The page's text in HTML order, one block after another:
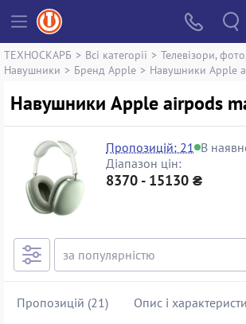
ТЕХНОСКАРБ > Всі категорії > Телевізори,
Навушники > Бренд Apple > Навушники Apple
Навушники Apple airpods
Пропозицій: 21 В
Діапазон цін:
8370 - 15130 ₴
Пропозицій (21) Опис і